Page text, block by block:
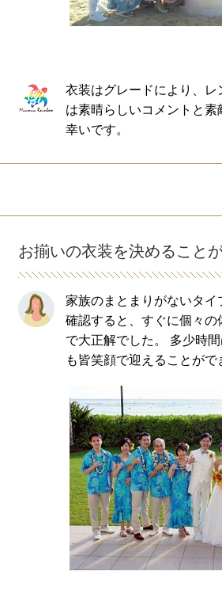
衣装はグレードにより、
は素晴らしいコメントと
幸いです。
お揃いの衣装を決めること
家族のまとまりがないタ
確認すると、すぐに個々
で大正解でした。 多少時
も皆笑顔で迎えることが